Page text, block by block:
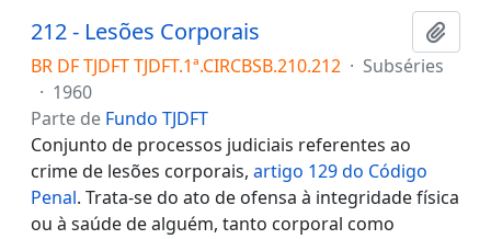
212 - Lesões Corporais
BR DF TJDFT TJDFT.1ª.CIRCBSB.210.212 · Subséries
· 1960
Parte de Fundo TJDFT
Conjunto de processos judiciais referentes ao
crime de lesões corporais, artigo 129 do Código
Penal. Trata-se do ato de ofensa à integridade física
ou à saúde de alguém, tanto corporal como